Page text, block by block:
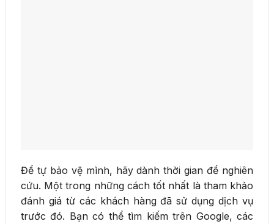
Để tự bảo vệ mình, hãy dành thời gian để nghiên
cứu. Một trong những cách tốt nhất là tham khảo
đánh giá từ các khách hàng đã sử dụng dịch vụ
trước đó. Bạn có thể tìm kiếm trên Google, các